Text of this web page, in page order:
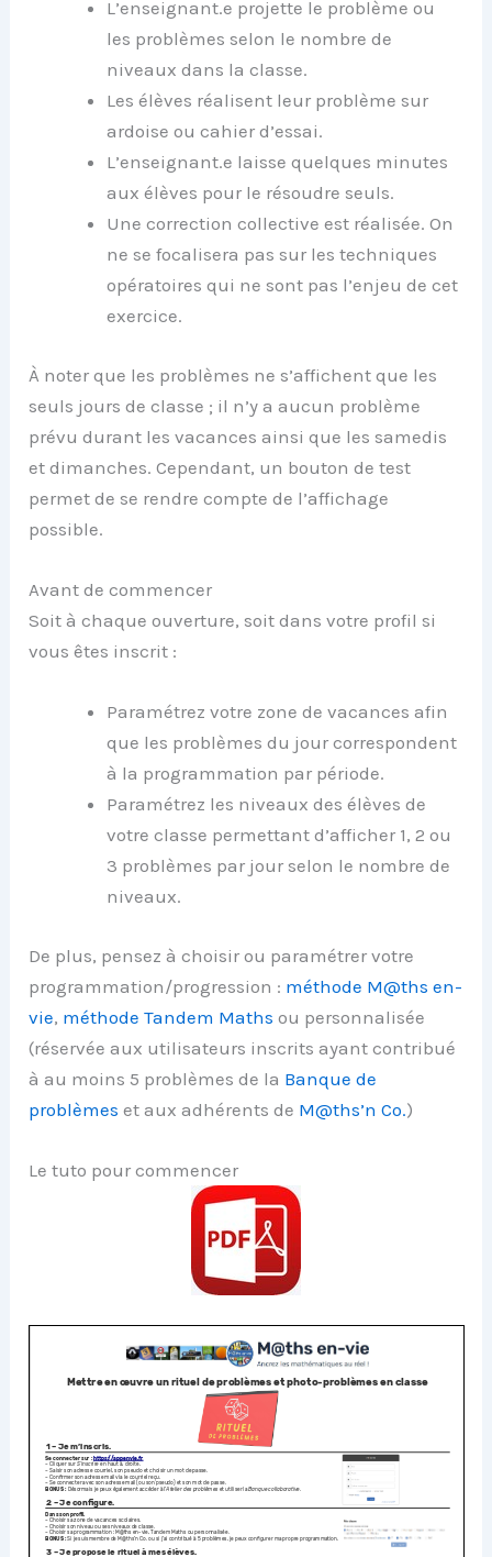
L’enseignant.e projette le problème ou
les problèmes selon le nombre de
niveaux dans la classe.
Les élèves réalisent leur problème sur
ardoise ou cahier d’essai.
L’enseignant.e laisse quelques minutes
aux élèves pour le résoudre seuls.
Une correction collective est réalisée. On
ne se focalisera pas sur les techniques
opératoires qui ne sont pas l’enjeu de cet
exercice.
À noter que les problèmes ne s’affichent que les
seuls jours de classe ; il n’y a aucun problème
prévu durant les vacances ainsi que les samedis
et dimanches. Cependant, un bouton de test
permet de se rendre compte de l’affichage
possible.
Avant de commencer
Soit à chaque ouverture, soit dans votre profil si
vous êtes inscrit :
Paramétrez votre zone de vacances afin
que les problèmes du jour correspondent
à la programmation par période.
Paramétrez les niveaux des élèves de
votre classe permettant d’afficher 1, 2 ou
3 problèmes par jour selon le nombre de
niveaux.
De plus, pensez à choisir ou paramétrer votre
programmation/progression : méthode M@ths en-
vie, méthode Tandem Maths ou personnalisée
(réservée aux utilisateurs inscrits ayant contribué
à au moins 5 problèmes de la Banque de
problèmes et aux adhérents de M@ths’n Co.)
Le tuto pour commencer